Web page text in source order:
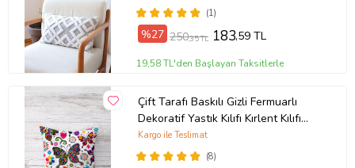
(1)
%27 250,35 TL 183,59 TL
19,58 TL'den Başlayan Taksitlerle
Çift Tarafı Baskılı Gizli Fermuarlı
Dekoratif Yastık Kılıfı Kırlent Kılıfı
Koltuk Yastık Kılıfı (Çok Renkli)
(8)
Kargo ile Teslimat